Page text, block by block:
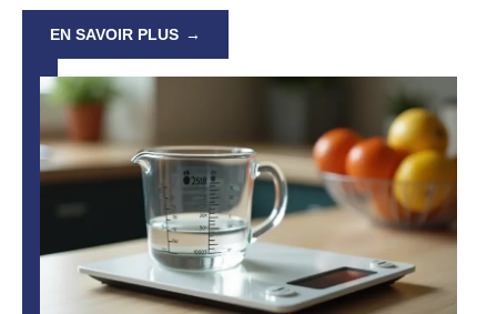
EN SAVOIR PLUS